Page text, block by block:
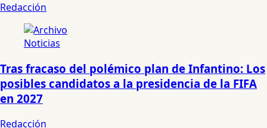
Redacción
Noticias
Tras fracaso del polémico plan de Infantino: Los
posibles candidatos a la presidencia de la FIFA
en 2027
Redacción